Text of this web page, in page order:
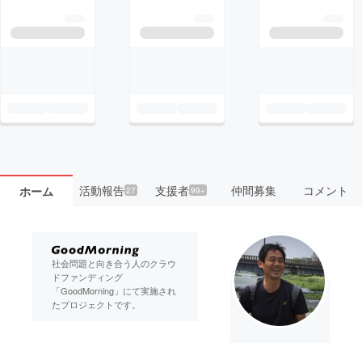
ホーム 活動報告27 支援者99+ 仲間募集 コメント
社会問題と向き合う人のクラウ
ドファンディング
「GoodMorning」にて実施され
たプロジェクトです。